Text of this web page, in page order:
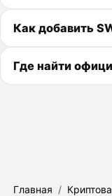
Как добавить
Где найти
Главная /